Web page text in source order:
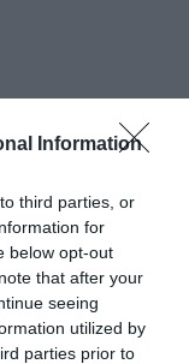
Information
third parties, or
for
below opt-out
that after your
seeing
utilized by
parties prior to